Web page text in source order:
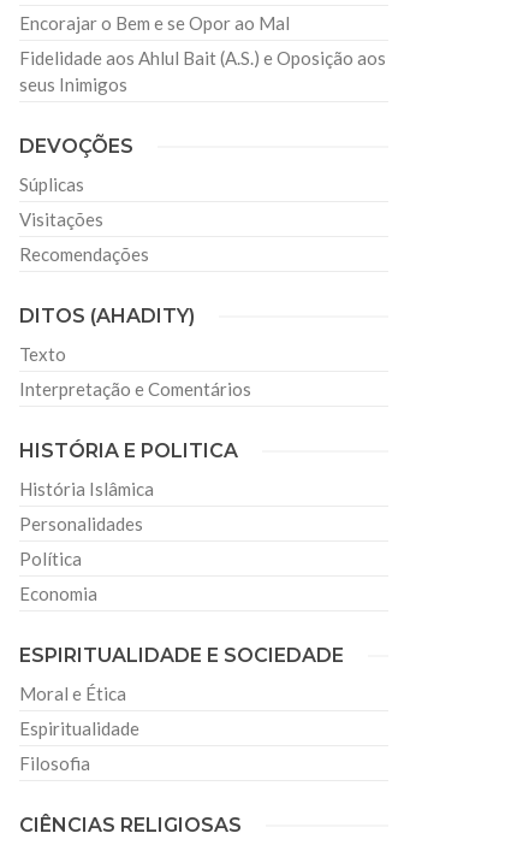
Encorajar o Bem e se Opor ao Mal
Fidelidade aos Ahlul Bait (A.S.) e Oposição aos
seus Inimigos
DEVOÇÕES
Súplicas
Visitações
Recomendações
DITOS (AHADITY)
Texto
Interpretação e Comentários
HISTÓRIA E POLITICA
História Islâmica
Personalidades
Política
Economia
ESPIRITUALIDADE E SOCIEDADE
Moral e Ética
Espiritualidade
Filosofia
CIÊNCIAS RELIGIOSAS